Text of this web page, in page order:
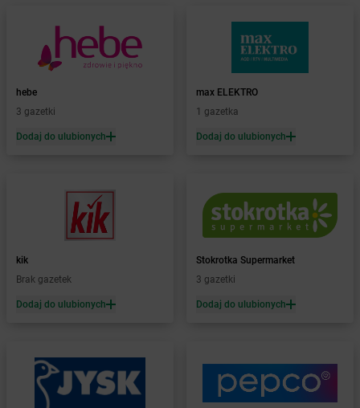
Żabka Bestwinka
Żabka Bezrzecze
Żabka
Żabka Biała
Żabka
Biała Druga
Białe Błota
Białka
Białka Tatrzańska
Żabka
Żabka Bialogard
Żabka Białogóra
Żabka Biały Dunajec
Żabka Białystok
Bibice
hebe
3 gazetki
Dodaj do ulubionych
max ELEKTRO
1 gazetka
Dodaj do ulubionych
kik
Brak gazetek
Dodaj do ulubionych
Stokrotka Supermarket
3 gazetki
Dodaj do ulubionych